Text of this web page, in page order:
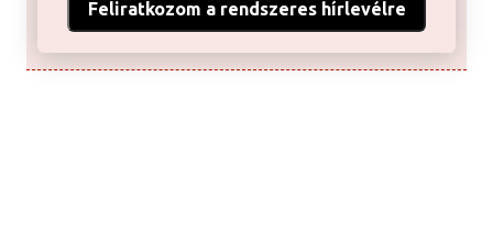
Feliratkozom a rendszeres hírlevélre